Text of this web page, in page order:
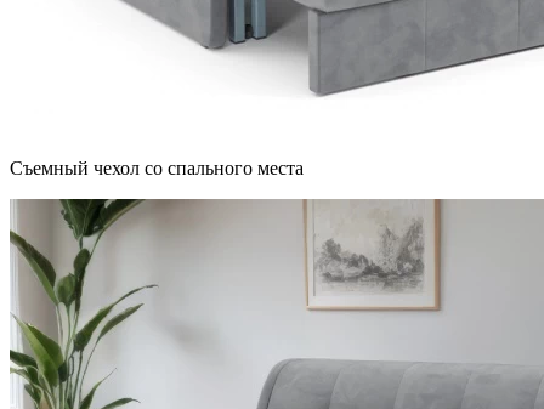
Съемный чехол со спального места